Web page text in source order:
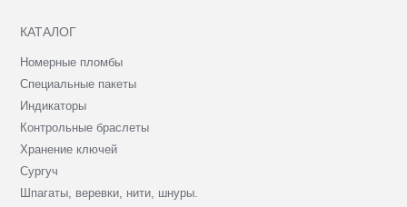
КАТАЛОГ
Номерные пломбы
Специальные пакеты
Индикаторы
Контрольные браслеты
Хранение ключей
Сургуч
Шпагаты, веревки, нити, шнуры.